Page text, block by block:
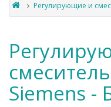
Регулирующие и
Siemens -